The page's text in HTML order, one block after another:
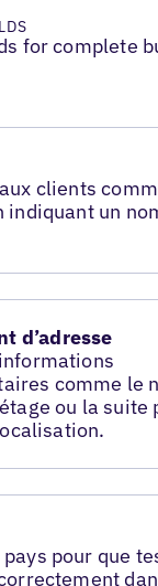
for complete
clients
indiquant un
d’adresse
comme le
ou la suite
pour que